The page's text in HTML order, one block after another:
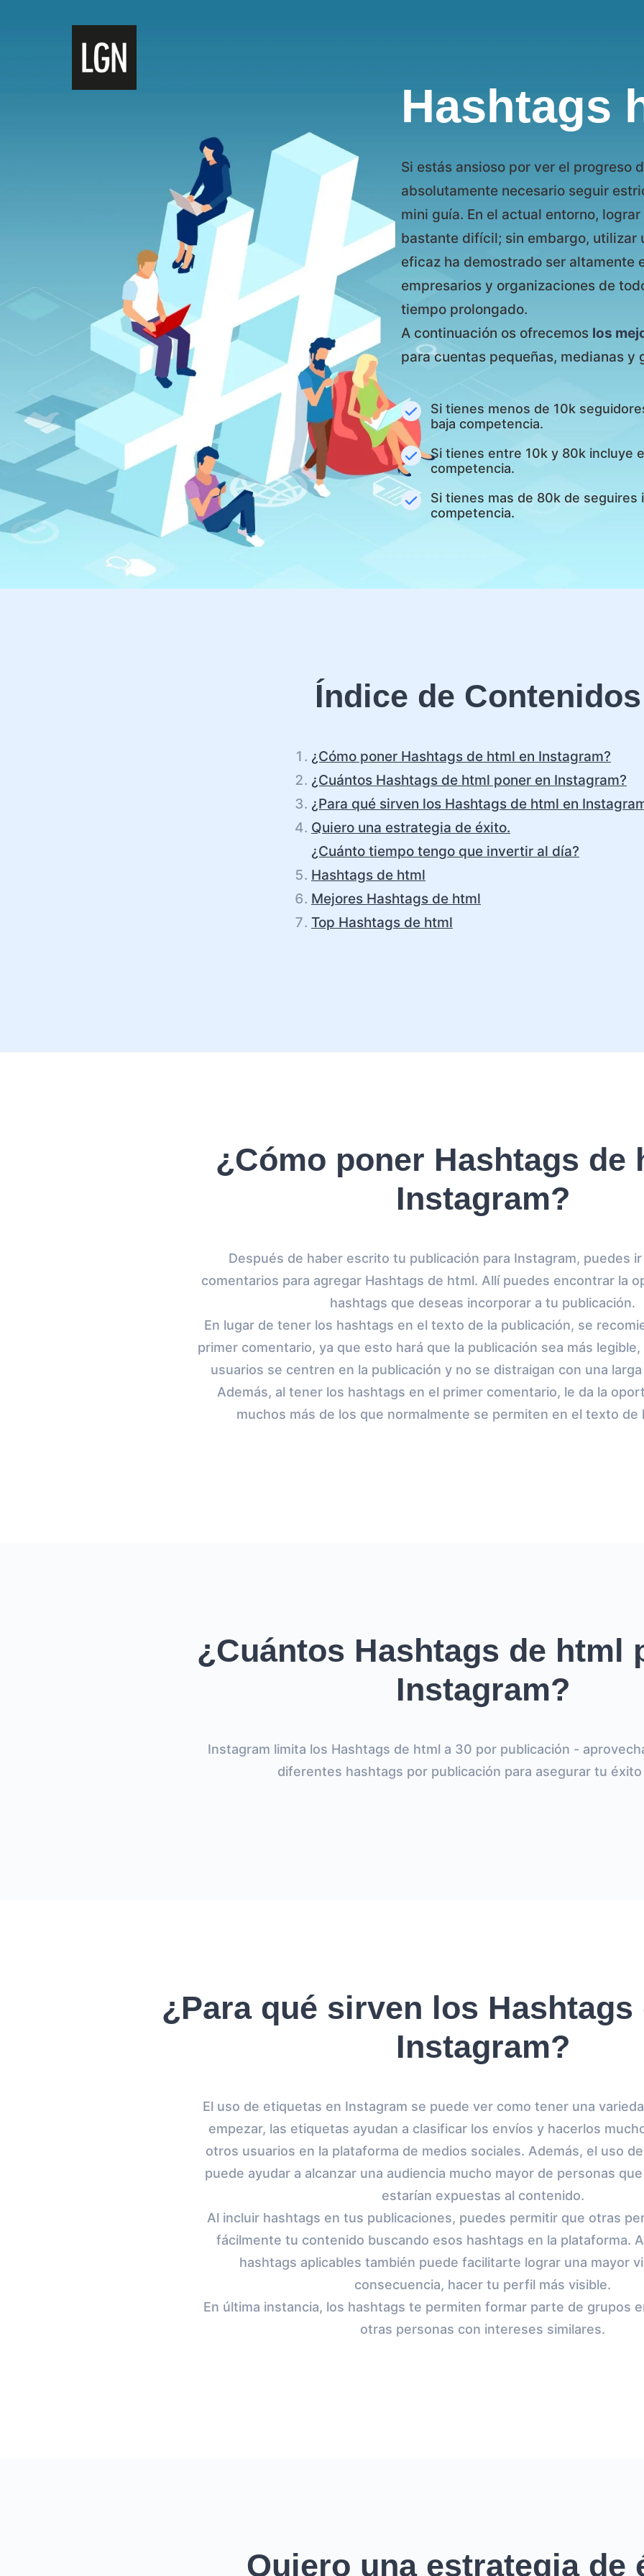
Hashtags
Si estás ansioso por ver el progreso
absolutamente necesario seguir
mini guía. En el actual entorno,
bastante difícil; sin embargo, utilizar
eficaz ha demostrado ser altamente
empresarios y organizaciones de
tiempo prolongado.
A continuación os ofrecemos los
para cuentas pequeñas, medianas y
Si tienes menos de 10k
baja competencia.
Si tienes entre 10k y 80k incluye
competencia.
Si tienes mas de 80k de seguires
competencia.
Índice de
¿Cómo poner Hashtags de html en Instagram?
¿Cuántos Hashtags de html poner en Instagram?
¿Para qué sirven los Hashtags de html en
Quiero una estrategia de éxito.
¿Cuánto tiempo tengo que invertir al día?
Hashtags de html
Mejores Hashtags de html
Top Hashtags de html
¿Cómo poner Hashtags de
Instagram?
Después de haber escrito tu publicación para Instagram, puedes
comentarios para agregar Hashtags de html. Allí puedes encontrar la
hashtags que deseas incorporar a tu publicación.
En lugar de tener los hashtags en el texto de la publicación, se
primer comentario, ya que esto hará que la publicación sea más
usuarios se centren en la publicación y no se distraigan con una
Además, al tener los hashtags en el primer comentario, le da la
muchos más de los que normalmente se permiten en el texto de
¿Cuántos Hashtags de html
Instagram?
Instagram limita los Hashtags de html a 30 por publicación -
diferentes hashtags por publicación para asegurar tu
¿Para qué sirven los
Instagram?
El uso de etiquetas en Instagram se puede ver como tener una
empezar, las etiquetas ayudan a clasificar los envíos y hacerlos
otros usuarios en la plataforma de medios sociales. Además, el uso
puede ayudar a alcanzar una audiencia mucho mayor de personas
estarían expuestas al contenido.
Al incluir hashtags en tus publicaciones, puedes permitir que otras
fácilmente tu contenido buscando esos hashtags en la plataforma.
hashtags aplicables también puede facilitarte lograr una mayor
consecuencia, hacer tu perfil más visible.
En última instancia, los hashtags te permiten formar parte de grupos
otras personas con intereses similares.
Quiero una estrategia de